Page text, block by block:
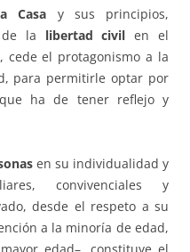
Casa y sus principios,
la libertad civil en el
cede el protagonismo a la
para permitirle optar por
ha de tener reflejo y
en su individualidad y
convivenciales y
desde el respeto a su
a la minoría de edad,